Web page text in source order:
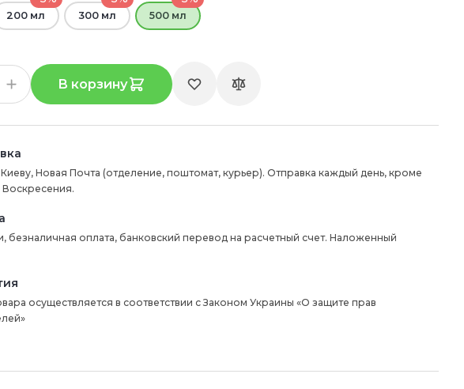
200 мл 300 мл 500 мл
В корзину
Новая Почта (отделение, поштомат, курьер). Отправка каждый день, кроме
безналичная оплата, банковский перевод на расчетный счет. Наложенный
осуществляется в соответствии с Законом Украины «О защите прав